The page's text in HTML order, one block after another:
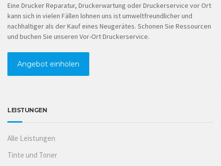
Eine Drucker Reparatur, Druckerwartung oder Druckerservice vor Ort
kann sich in vielen Fällen lohnen uns ist umweltfreundlicher und
nachhaltiger als der Kauf eines Neugerätes. Schonen Sie Ressourcen
und buchen Sie unseren Vor-Ort Druckerservice.
Angebot einholen
LEISTUNGEN
Alle Leistungen
Tinte und Toner